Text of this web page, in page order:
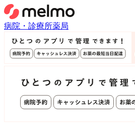
病院・診療所薬局